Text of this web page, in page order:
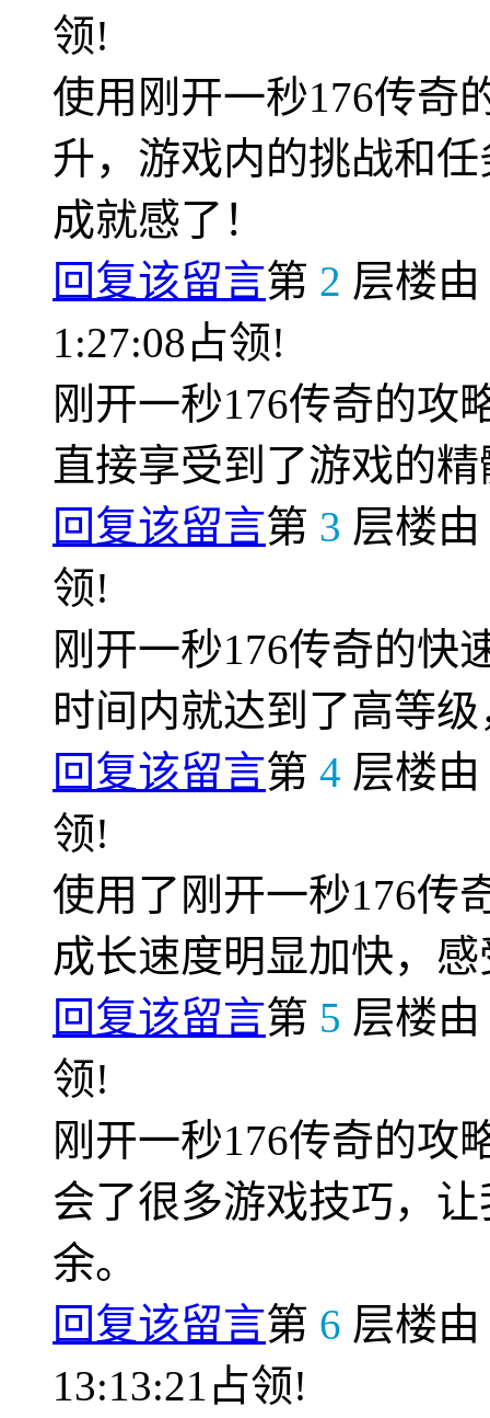
领!
使用刚开一秒176传奇
升，游戏内的挑战和
成就感了！
回复该留言第 2 层楼由
1:27:08占领!
刚开一秒176传奇的攻
直接享受到了游戏的
回复该留言第 3 层楼由
领!
刚开一秒176传奇的快
时间内就达到了高等
回复该留言第 4 层楼由
领!
使用了刚开一秒176传
成长速度明显加快，
回复该留言第 5 层楼由
领!
刚开一秒176传奇的攻
会了很多游戏技巧，
余。
回复该留言第 6 层楼由
13:13:21占领!